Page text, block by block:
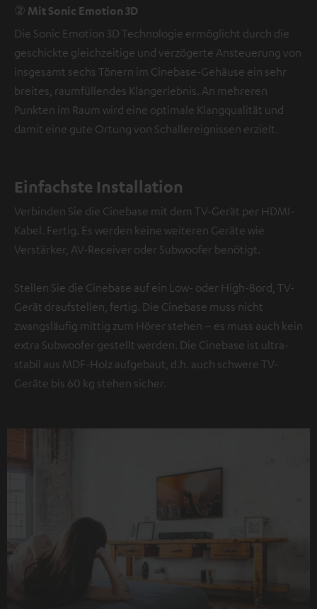
② Mit Sonic Emotion 3D
Die Sonic Emotion 3D Technologie ermöglicht durch die
geschickte gleichzeitige und verzögerte Ansteuerung von
insgesamt sechs Tönern im Cinebase-Gehäuse ein sehr
breites, raumfüllendes Klangerlebnis. An mehreren
Punkten im Raum wird eine optimale Klangqualität und
damit eine gute Ortung von Schallereignissen erzielt.
Einfachste Installation
Verbinden Sie die Cinebase mit dem TV-Gerät per HDMI-
Kabel. Fertig. Es werden keine weiteren Geräte wie
Verstärker, AV-Receiver oder Subwoofer benötigt.
Stellen Sie die Cinebase auf ein Low- oder High-Bord, TV-
Gerät draufstellen, fertig. Die Cinebase muss nicht
zwangsläufig mittig zum Hörer stehen – es muss auch kein
extra Subwoofer gestellt werden. Die Cinebase ist ultra-
stabil aus MDF-Holz aufgebaut, d.h. auch schwere TV-
Geräte bis 60 kg stehen sicher.